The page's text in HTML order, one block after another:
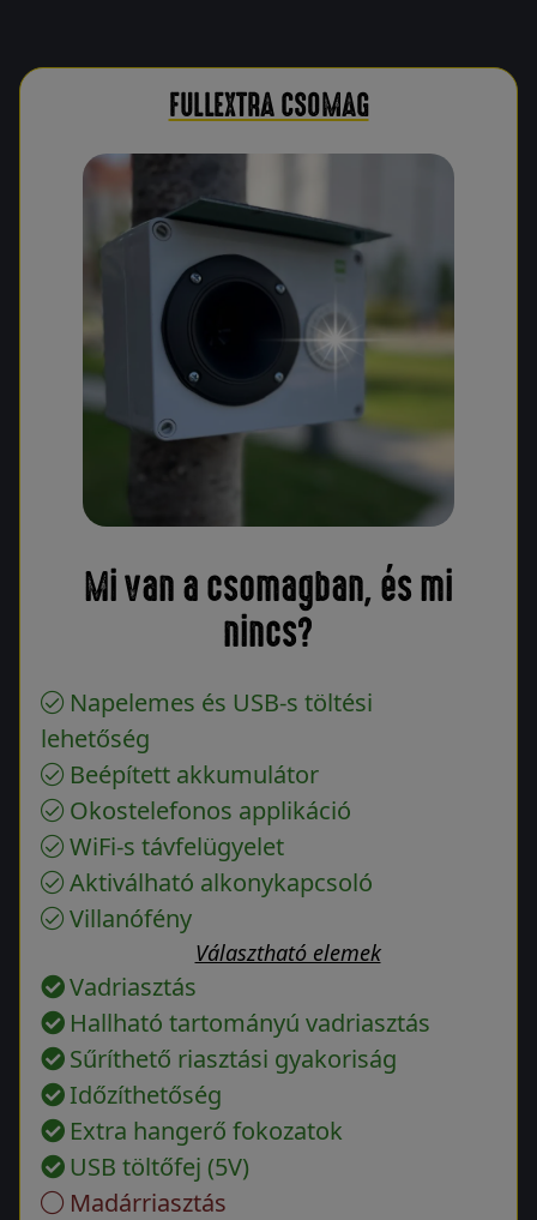
FULLEXTRA CSOMAG
Mi van a csomagban, és mi
nincs?
Napelemes és USB-s töltési
lehetőség
Beépített akkumulátor
Okostelefonos applikáció
WiFi-s távfelügyelet
Aktiválható alkonykapcsoló
Villanófény
Választható elemek
Vadriasztás
Hallható tartományú vadriasztás
Sűríthető riasztási gyakoriság
Időzíthetőség
Extra hangerő fokozatok
USB töltőfej (5V)
Madárriasztás